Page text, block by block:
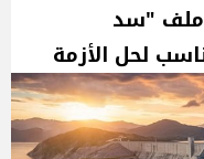
ملف "سد
لحل الأزمة